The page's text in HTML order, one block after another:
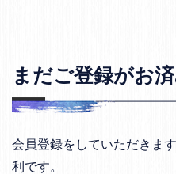
まだご登録がお
会員登録をしていただきま
利です。